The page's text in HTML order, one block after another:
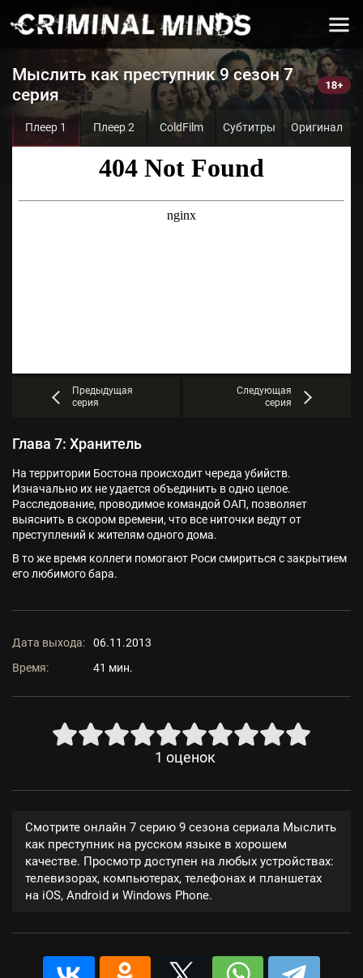
Мыслить как преступник 9 сезон 7
серия
Плеер 1 Плеер 2 ColdFilm Субтитры Оригинал
Предыдущая
серия
Следующая
серия
Глава 7: Хранитель
На территории Бостона происходит череда убийств.
Изначально их не удается объединить в одно целое.
Расследование, проводимое командой ОАП, позволяет
выяснить в скором времени, что все ниточки ведут от
преступлений к жителям одного дома.
В то же время коллеги помогают Роси смириться с закрытием
его любимого бара.
Дата выхода:
06.11.2013
Время:
41 мин.
1 оценок
Смотрите онлайн 7 серию 9 сезона сериала Мыслить
как преступник на русском языке в хорошем
качестве. Просмотр доступен на любых устройствах:
телевизорах, компьютерах, телефонах и планшетах
на iOS, Android и Windows Phone.